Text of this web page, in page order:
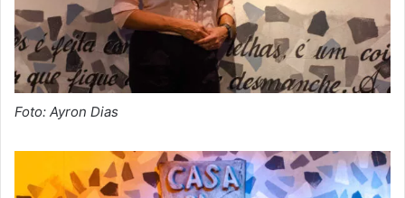
Foto: Ayron Dias